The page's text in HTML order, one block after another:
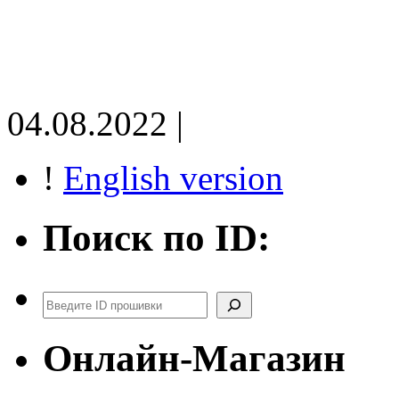
04.08.2022 |
! English version
Поиск по ID:
Поиск
Онлайн-Магазин